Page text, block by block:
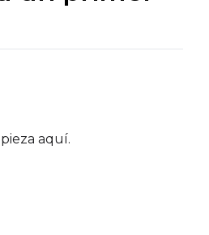
aquí.